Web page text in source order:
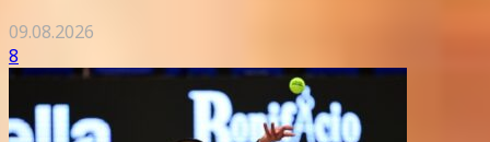
09.08.2026
8